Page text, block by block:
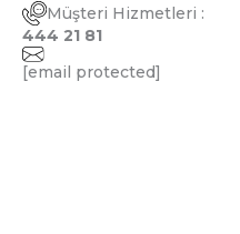
Müşteri Hizmetleri :
444 21 81
[email protected]